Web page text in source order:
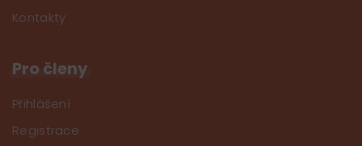
Kontakty
Pro členy
Přihlášení
Registrace